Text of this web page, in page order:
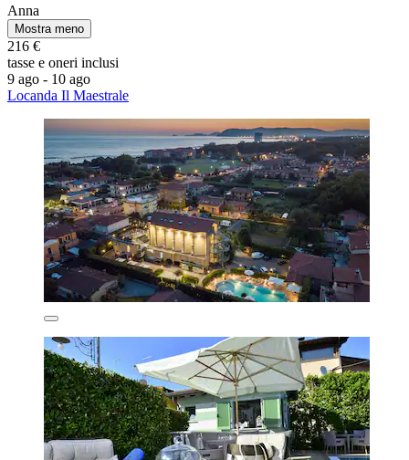
Anna
Mostra meno
216 €
tasse e oneri inclusi
9 ago - 10 ago
Locanda Il Maestrale